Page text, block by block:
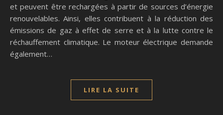
et peuvent être rechargées à partir de sources d’énergie
renouvelables. Ainsi, elles contribuent à la réduction des
émissions de gaz à effet de serre et à la lutte contre le
réchauffement climatique. Le moteur électrique demande
également…
LIRE LA SUITE